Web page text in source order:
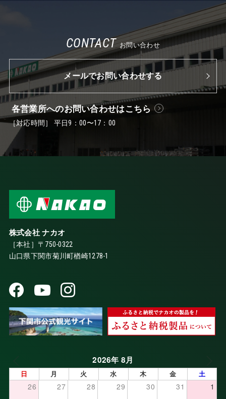
CONTACT お問い合わせ
メールでお問い合わせする
各営業所へのお問い合わせはこちら
［対応時間］ 平日9：00〜17：00
株式会社 ナカオ
［本社］〒750-0322
山口県下関市菊川町楢崎1278-1
2026年 8月
日 月 火 水 木 金 土
26 27 28 29 30 31 1